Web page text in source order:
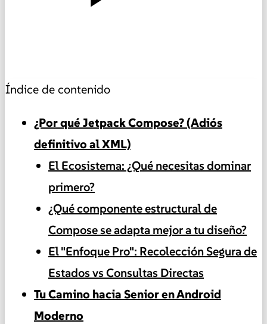
Índice de contenido
¿Por qué Jetpack Compose? (Adiós
definitivo al XML)
El Ecosistema: ¿Qué necesitas dominar
primero?
¿Qué componente estructural de
Compose se adapta mejor a tu diseño?
El "Enfoque Pro": Recolección Segura de
Estados vs Consultas Directas
Tu Camino hacia Senior en Android
Moderno